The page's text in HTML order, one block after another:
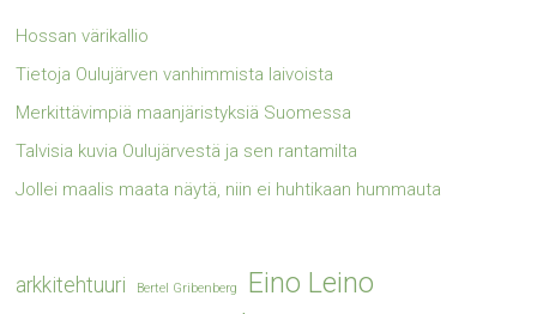
Hossan värikallio
Tietoja Oulujärven vanhimmista laivoista
Merkittävimpiä maanjäristyksiä Suomessa
Talvisia kuvia Oulujärvestä ja sen rantamilta
Jollei maalis maata näytä, niin ei huhtikaan hummauta
arkkitehtuuri Bertel Gribenberg Eino Leino